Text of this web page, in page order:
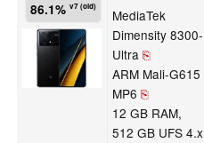
86.1%v7 (old)
MediaTek
Dimensity 8300-
Ultra ⎘
ARM Mali-G615
MP6 ⎘
12 GB RAM,
512 GB UFS 4.x